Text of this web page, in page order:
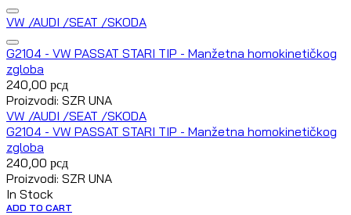
VW /AUDI /SEAT /SKODA
G2104 - VW PASSAT STARI TIP - Manžetna homokinetičkog
zgloba
240,00 рсд
Proizvodi: SZR UNA
VW /AUDI /SEAT /SKODA
G2104 - VW PASSAT STARI TIP - Manžetna homokinetičkog
zgloba
240,00 рсд
Proizvodi: SZR UNA
In Stock
ADD TO CART